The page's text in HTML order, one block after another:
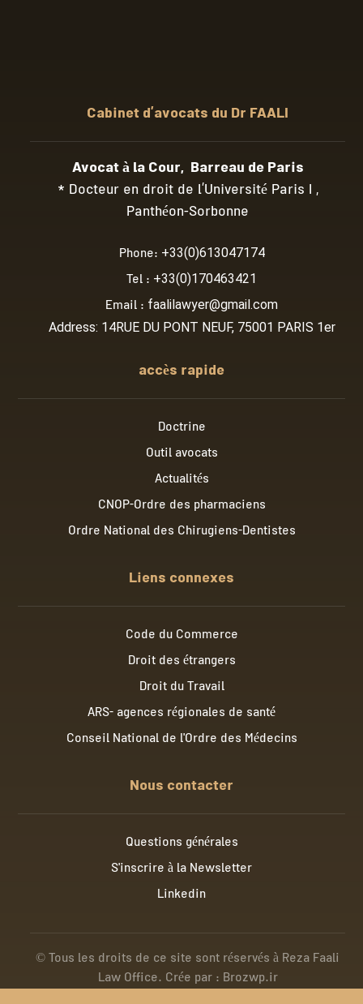
Cabinet d’avocats du Dr FAALI
Avocat à la Cour, Barreau de Paris
* Docteur en droit de l’Université Paris I ,
Panthéon-Sorbonne
Phone: +33(0)613047174
Tel : +33(0)170463421
Email : faalilawyer@gmail.com
Address: 14RUE DU PONT NEUF, 75001 PARIS 1er
accès rapide
Doctrine
Outil avocats
Actualités
CNOP-Ordre des pharmaciens
Ordre National des Chirugiens-Dentistes
Liens connexes
Code du Commerce
Droit des étrangers
Droit du Travail
ARS- agences régionales de santé
Conseil National de l'Ordre des Médecins
Nous contacter
Questions générales
S'inscrire à la Newsletter
Linkedin
© Tous les droits de ce site sont réservés à Reza Faali
Law Office. Crée par : Brozwp.ir